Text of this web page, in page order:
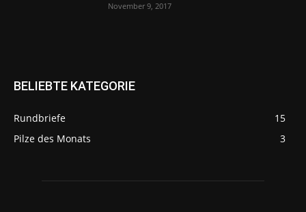
November 9, 2017
BELIEBTE KATEGORIE
Rundbriefe
15
Pilze des Monats
3